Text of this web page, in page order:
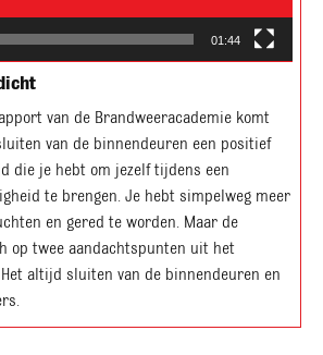
01:44
van de Brandweeracademie komt
van de binnendeuren een positief
die je hebt om jezelf tijdens een
te brengen. Je hebt simpelweg meer
en gered te worden. Maar de
op twee aandachtspunten uit het
altijd sluiten van de binnendeuren en